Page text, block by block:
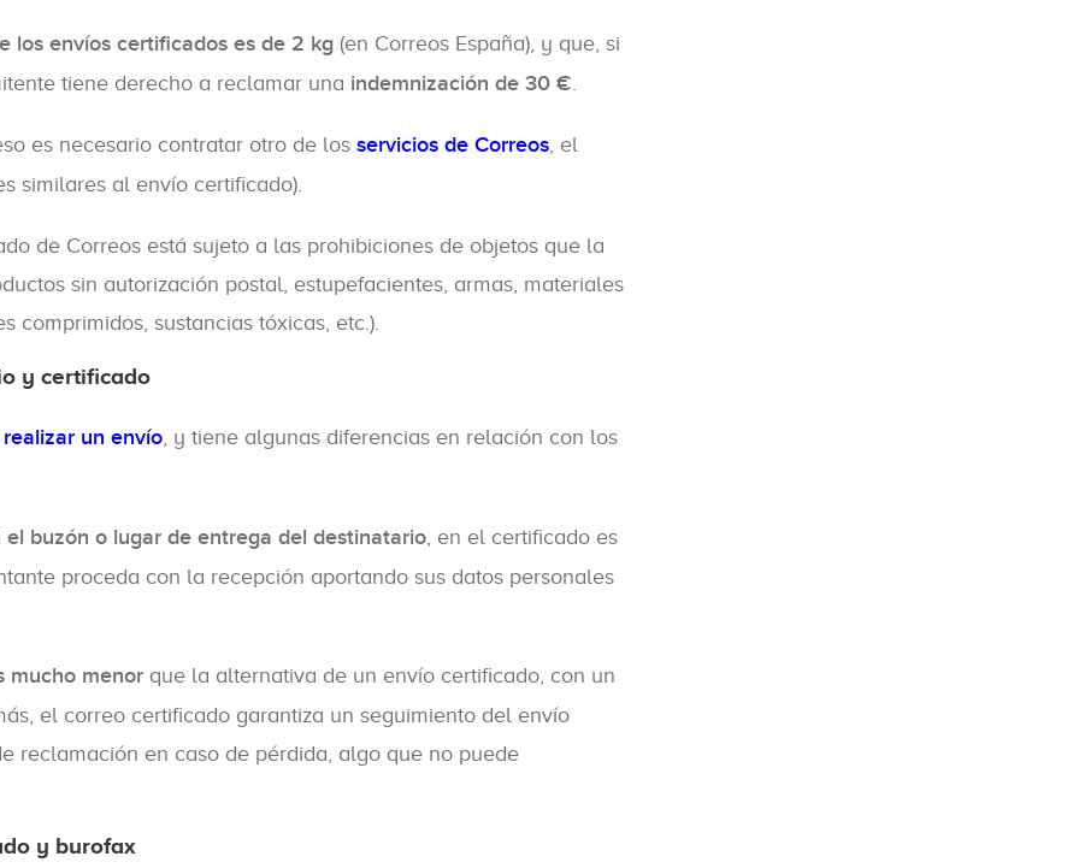
los envíos certificados es de 2 kg (en Correos España), y que, si
tiene derecho a reclamar una indemnización de 30 €.
es necesario contratar otro de los servicios de Correos, el
similares al envío certificado).
de Correos está sujeto a las prohibiciones de objetos que la
sin autorización postal, estupefacientes, armas, materiales
comprimidos, sustancias tóxicas, etc.).
y certificado
un envío, y tiene algunas diferencias en relación con los
buzón o lugar de entrega del destinatario, en el certificado es
proceda con la recepción aportando sus datos personales
mucho menor que la alternativa de un envío certificado, con un
el correo certificado garantiza un seguimiento del envío
reclamación en caso de pérdida, algo que no puede
y burofax